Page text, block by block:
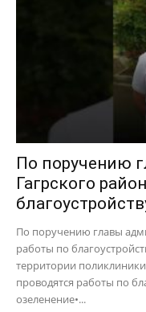
По поручению
Гагрского
По поручению главы
работы по
территории
проводятся работы по
озеленение•...